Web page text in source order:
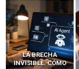
LA BRECHA
INVISIBLE: CÓMO